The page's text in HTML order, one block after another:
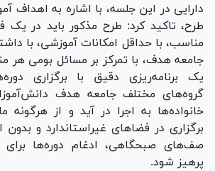
دارایی در این جلسه، با اشاره به اهداف
طرح، تاکید کرد: طرح مذکور باید در یک
مناسب، با حداقل امکانات آموزشی، با
جامعه هدف، با تمرکز بر مسائل بومی هر
یک برنامه‌ریزی دقیق با برگزاری
گروه‌های مختلف جامعه هدف
خانواده‌ها به اجرا در آید و از هرگونه
برگزاری در فضا‌های غیراستاندارد و
صف‌های صبحگاهی، ادغام دوره‌ها برای
پرهیز شود.